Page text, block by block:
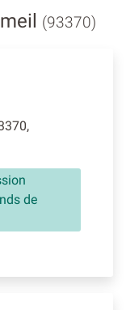
(93370)
de